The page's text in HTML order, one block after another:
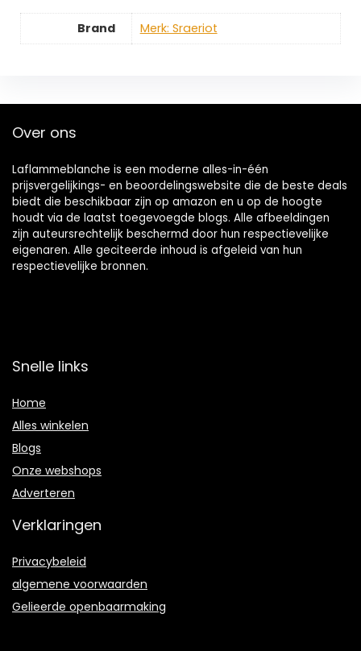
Brand Merk: Sraeriot
Over ons
Laflammeblanche is een moderne alles-in-één
prijsvergelijkings- en beoordelingswebsite die de beste deals
biedt die beschikbaar zijn op amazon en u op de hoogte
houdt via de laatst toegevoegde blogs. Alle afbeeldingen
zijn auteursrechtelijk beschermd door hun respectievelijke
eigenaren. Alle geciteerde inhoud is afgeleid van hun
respectievelijke bronnen.
Snelle links
Home
Alles winkelen
Blogs
Onze webshops
Adverteren
Verklaringen
Privacybeleid
algemene voorwaarden
Gelieerde openbaarmaking